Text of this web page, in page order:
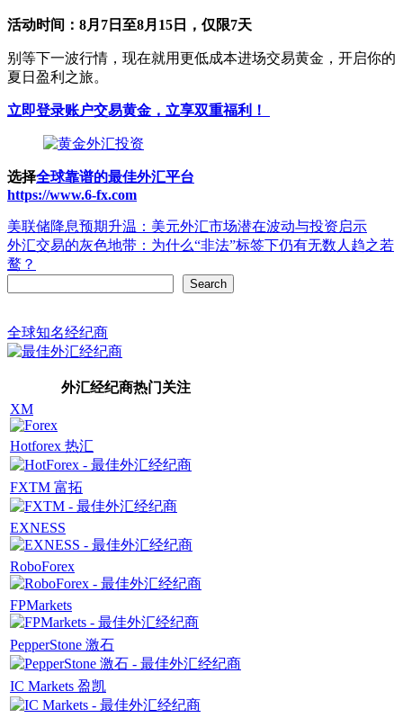
活动时间：8月7日至8月15日，仅限7天
别等下一波行情，现在就用更低成本进场交易黄金，开启你的
夏日盈利之旅。
立即登录账户交易黄金，立享双重福利！
选择全球靠谱的最佳外汇平台
https://www.6-fx.com
Post
navigation
美联储降息预期升温：美元外汇市场潜在波动与投资启示
外汇交易的灰色地带：为什么“非法”标签下仍有无数人趋之若
鹜？
Search
全球知名经纪商
外汇经纪商热门关注
XM
Hotforex 热汇
FXTM 富拓
EXNESS
RoboForex
FPMarkets
PepperStone 激石
IC Markets 盈凯